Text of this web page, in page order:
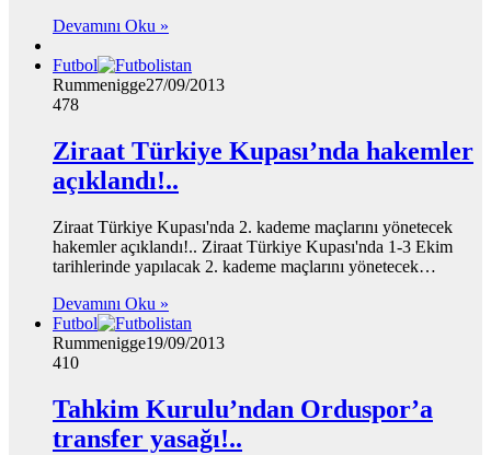
Devamını Oku »
Futbol
Rummenigge27/09/2013
478
Ziraat Türkiye Kupası’nda hakemler
açıklandı!..
Ziraat Türkiye Kupası'nda 2. kademe maçlarını yönetecek
hakemler açıklandı!.. Ziraat Türkiye Kupası'nda 1-3 Ekim
tarihlerinde yapılacak 2. kademe maçlarını yönetecek…
Devamını Oku »
Futbol
Rummenigge19/09/2013
410
Tahkim Kurulu’ndan Orduspor’a
transfer yasağı!..